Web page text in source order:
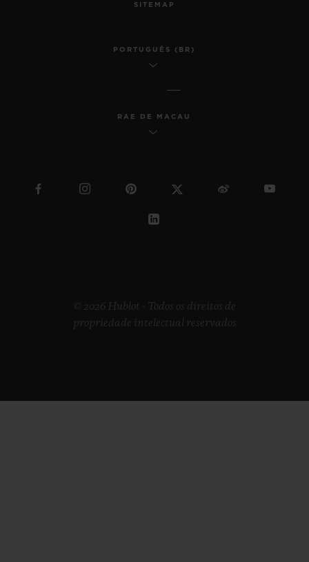
SITEMAP
PORTUGUÊS (BR)
RAE DE MACAU
© 2026 Hublot - Todos os direitos de
propriedade intelectual reservados